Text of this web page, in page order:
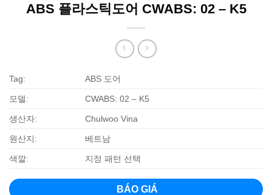
ABS 플라스틱도어 CWABS: 02 – K5
Tag: ABS 도어
모델: CWABS: 02 – K5
생산자: Chulwoo Vina
원산지: 베트남
색깔: 지정 패턴 선택
BÁO GIÁ